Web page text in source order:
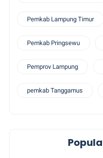
Pemkab Lampung Timur
Pemkab Pringsewu
Pemprov Lampung
pemkab Tanggamus